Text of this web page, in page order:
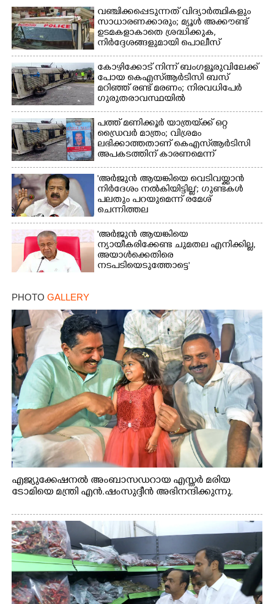
വഞ്ചിക്കപ്പെടുന്നത് വിദ്യാർത്ഥികളും
സാധാരണക്കാരും; മ്യൂൾ അക്കൗണ്ട്
ഉടമകളാകാതെ ശ്രദ്ധിക്കുക,
നിർദ്ദേശങ്ങളുമായി പൊലീസ്
കോഴിക്കോട് നിന്ന് ബംഗളൂരുവിലേക്ക്
പോയ കെഎസ്‌ആർടിസി ബസ്
മറിഞ്ഞ് രണ്ട് മരണം; നിരവധിപേർ
ഗുരുതരാവസ്ഥയിൽ
പത്ത് മണിക്കൂർ യാത്രയ്‌ക്ക് ഒറ്റ
ഡ്രൈവർ മാത്രം; വിശ്രമം
ലഭിക്കാത്തതാണ് കെഎസ്‌ആർടിസി
അപകടത്തിന് കാരണമെന്ന്
വിമർശനം
'അർജുൻ ആയങ്കിയെ വെടിവയ്ക്കാൻ
നിർദേശം നൽകിയിട്ടില്ല'; ഗുണ്ടകൾ
പലതും പറയുമെന്ന് രമേശ്
ചെന്നിത്തല
'അർജുൻ ആയങ്കിയെ
ന്യായീകരിക്കേണ്ട ചുമതല എനിക്കില്ല,
അയാൾക്കെതിരെ
നടപടിയെടുത്തോട്ടെ'
PHOTO GALLERY
എജ്യുക്കേഷനൽ അംബാസഡറായ എസ്തർ മരിയ
ടോമിയെ മന്ത്രി എൻ.ഷംസുദ്ദീൻ അഭിനന്ദിക്കുന്നു.
Copy Link